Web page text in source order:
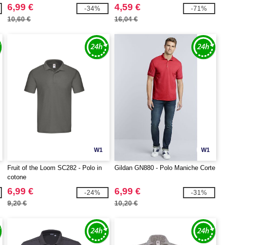
6,99 €
10,60 €
-34% 4,59 €
16,04 €
-71%
W1
Fruit of the Loom SC282 - Polo in
cotone
6,99 €
9,20 €
-24%
W1
Gildan GN880 - Polo Maniche Corte
6,99 €
10,20 €
-31%